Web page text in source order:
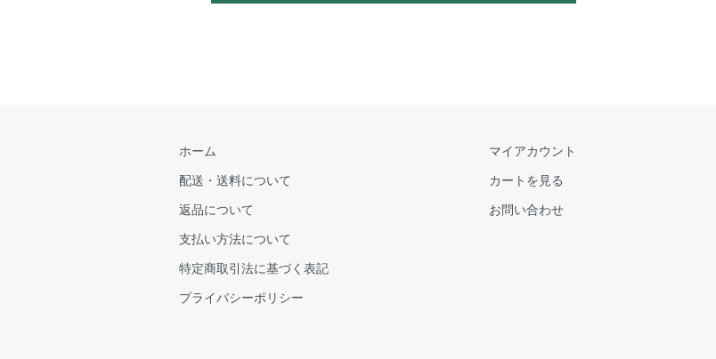
ホーム
配送・送料について
返品について
支払い方法について
特定商取引法に基づく表記
プライバシーポリシー
マイアカウント
カートを見る
お問い合わせ